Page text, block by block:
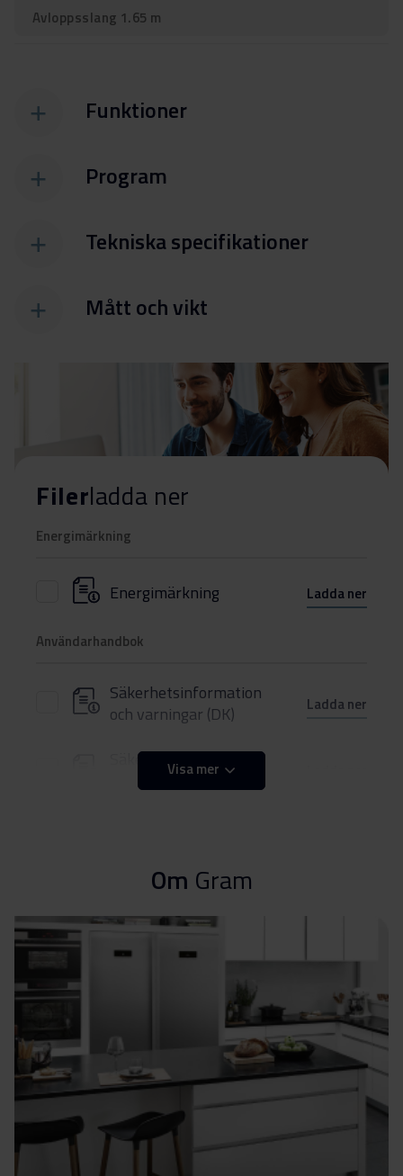
Avloppsslang 1.65 m
Funktioner
Program
Tekniska specifikationer
Mått och vikt
Filerladda ner
Energimärkning
Energimärkning Ladda ner
Användarhandbok
Säkerhetsinformation
och varningar (DK)
Ladda ner
Säkerhetsinformation
och varningar (FI)
Säkerhetsinformation
och varningar (SV)
Säkerhetsinformation
Användarmanual (EN) Ladda ner
Användarmanual (DK) Ladda ner
Användarmanual (SV)
Visa mer
Om Gram